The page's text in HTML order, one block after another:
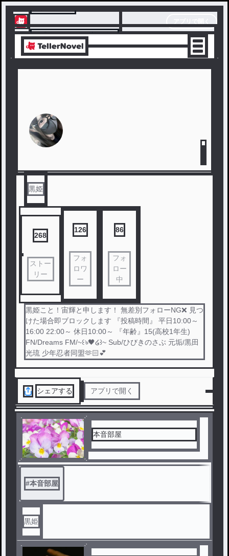
テラーノベル
アプリでサクサク楽しめる
黒姫
268
ストー
リー
126
フォ
ロワ
ー
86
フォ
ロー
中
黒姫こと！宙輝と申します！ 無差別フォローNG❌ 見つ
けた場合即ブロックします 『投稿時間』 平日10:00～
16:00 22:00～ 休日10:00～ 『年齢』15(高校1年生)
FN/Dreams FM/~꒰ঌ🖤໒꒱~ Sub/ひびきのさぶ 元垢/黒田
光琉 少年忍者同盟🫶🏻︎💕︎︎
シェアする アプリで開く
本音部屋
#本音部屋
黒姫